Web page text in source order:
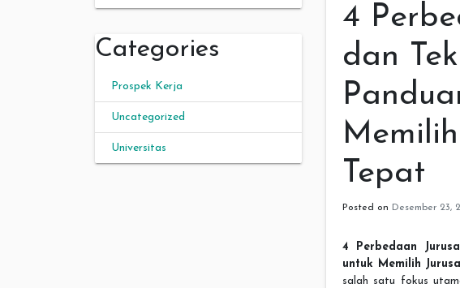
Categories
Prospek Kerja
Uncategorized
Universitas
4
dan
Tepat
Posted on Desember 23,
4 Perbedaan
untuk Memilih
salah satu fokus